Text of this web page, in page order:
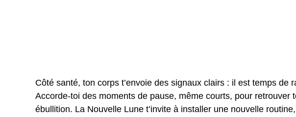
Côté santé, ton corps t’envoie des signaux clairs : il est temps de
Accorde-toi des moments de pause, même courts, pour retrouver
ébullition. La Nouvelle Lune t’invite à installer une nouvelle